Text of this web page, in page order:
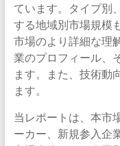
ています。タイプ別
する地域別市場規模
市場のより詳細な理
業のプロフィール、
ます。また、技術動
ます。
当レポートは、本市
ーカー、新規参入企